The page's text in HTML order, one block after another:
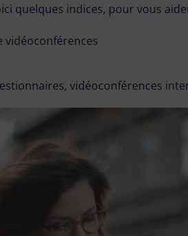
quelques indices, pour vous
vidéoconférences
vidéoconférences